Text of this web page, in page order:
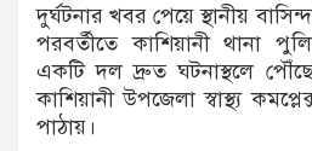
দুর্ঘটনার খবর পেয়ে স্থানীয়
পরবর্তীতে কাশিয়ানী থানা
একটি দল দ্রুত ঘটনাস্থলে
কাশিয়ানী উপজেলা স্বাস্থ্য
পাঠায়।